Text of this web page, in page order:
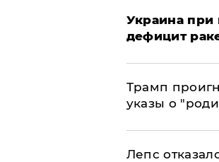
Украина
дефицит
Трамп
указы о
Лепс